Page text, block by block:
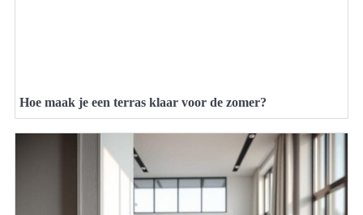
Hoe maak je een terras klaar voor de zomer?